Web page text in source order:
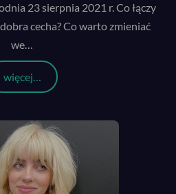
23 sierpnia 2021 r. Co łączy
cecha? Co warto zmieniać
we…
więcej…